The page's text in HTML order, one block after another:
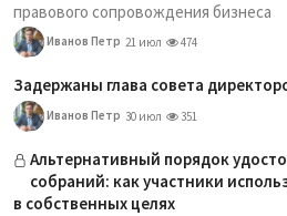
правового сопровождения бизнеса
Иванов Петр 21 июл 474
Задержаны глава совета
Иванов Петр 30 июл 351
Альтернативный порядок
собраний: как участники
в собственных целях